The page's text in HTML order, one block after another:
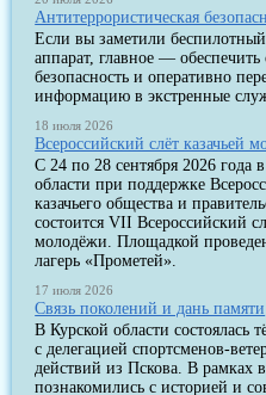
Антитеррористическая
Если вы заметили беспилотный
аппарат, главное —
безопасность и оперативно
информацию в экстренные
18 июля 2026
Всероссийский слёт казачьей
С 24 по 28 сентября 2026 года
области при поддержке
казачьего общества и
состоится VII Всероссийский
молодёжи. Площадкой
лагерь «Прометей».
17 июля 2026
Связь поколений и дань памяти
В Курской области состоялась
с делегацией спортсменов-
действий из Пскова. В рамках
познакомились с историей и